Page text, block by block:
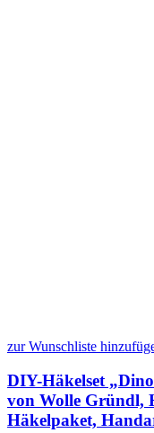
zur Wunschliste
DIY-Häkelset
von Wolle Gründl,
Häkelpaket,